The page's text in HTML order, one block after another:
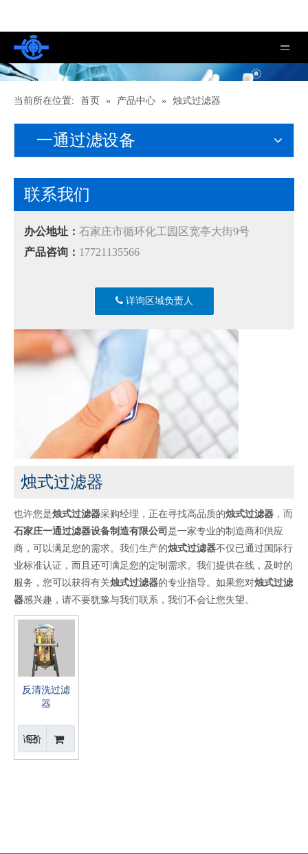
当前所在位置: 首页 » 产品中心 » 烛式过滤器
一通过滤设备
联系我们
办公地址： 石家庄市循环化工园区宽亭大街9号
产品咨询： 17721135566
详询区域负责人
烛式过滤器
也许您是烛式过滤器采购经理，正在寻找高品质的烛式过滤器 ，而
石家庄一通过滤器设备制造有限公司 是一家专业的制造商和供应
商，可以满足您的需求。我们生产的烛式过滤器不仅已通过国际行
业标准认证，而且还可满足您的定制需求。我们提供在线，及时的
服务，您可以获得有关烛式过滤器的专业指导。如果您对烛式过滤
器感兴趣，请不要犹豫与我们联系，我们不会让您失望。
反清洗过滤
器
询价